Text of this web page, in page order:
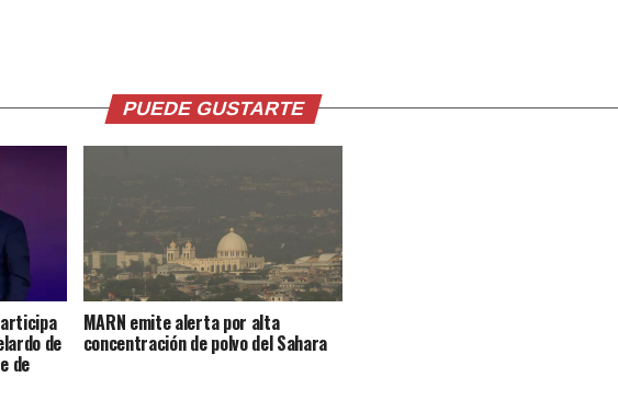
PUEDE GUSTARTE
de
de
MARN emite alerta por alta
concentración de polvo del Sahara